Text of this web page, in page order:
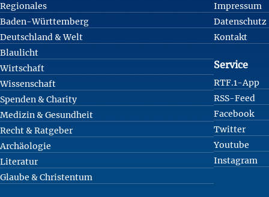
Regionales
Baden-Württemberg
Deutschland & Welt
Blaulicht
Wirtschaft
Wissenschaft
Spenden & Charity
Medizin & Gesundheit
Recht & Ratgeber
Archäologie
Literatur
Glaube & Christentum
Impressum
Datenschutz
Kontakt
Service
RTF.1-App
RSS-Feed
Facebook
Twitter
Youtube
Instagram